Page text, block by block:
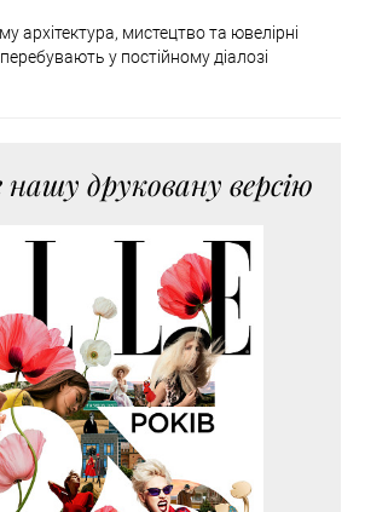
архітектура, мистецтво та ювелірні
у постійному діалозі
друковану версію